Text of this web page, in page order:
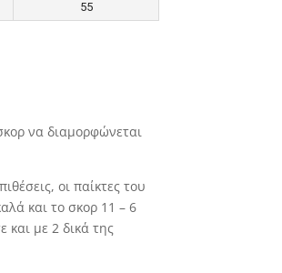
55
να διαμορφώνεται
οι παίκτες του
και το σκορ 11 – 6
με 2 δικά της